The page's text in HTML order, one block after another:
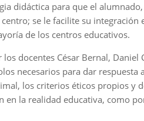
didáctica para que el
se le facilite su integración
de los centros educativos.
docentes César Bernal,
necesarios para dar respuesta
los criterios éticos propios y
en la realidad educativa, como